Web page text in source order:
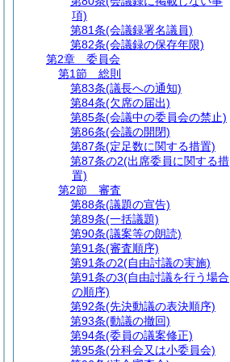
項)
第81条(会議録署名議員)
第82条(会議録の保存年限)
第2章
委員会
第1節
総則
第83条(議長への通知)
第84条(欠席の届出)
第85条(会議中の委員会の禁止)
第86条(会議の開閉)
第87条(定足数に関する措置)
第87条の2(出席委員に関する措
置)
第2節
審査
第88条(議題の宣告)
第89条(一括議題)
第90条(議案等の朗読)
第91条(審査順序)
第91条の2(自由討議の実施)
第91条の3(自由討議を行う場合
の順序)
第92条(先決動議の表決順序)
第93条(動議の撤回)
第94条(委員の議案修正)
第95条(分科会又は小委員会)